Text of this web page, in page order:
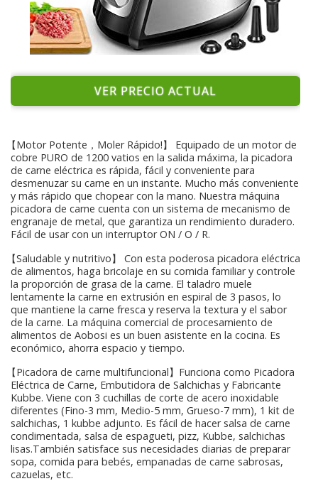
VER PRECIO ACTUAL
【Motor Potente，Moler Rápido!】 Equipado de un motor de
cobre PURO de 1200 vatios en la salida máxima, la picadora
de carne eléctrica es rápida, fácil y conveniente para
desmenuzar su carne en un instante. Mucho más conveniente
y más rápido que chopear con la mano. Nuestra máquina
picadora de carne cuenta con un sistema de mecanismo de
engranaje de metal, que garantiza un rendimiento duradero.
Fácil de usar con un interruptor ON / O / R.
【Saludable y nutritivo】 Con esta poderosa picadora eléctrica
de alimentos, haga bricolaje en su comida familiar y controle
la proporción de grasa de la carne. El taladro muele
lentamente la carne en extrusión en espiral de 3 pasos, lo
que mantiene la carne fresca y reserva la textura y el sabor
de la carne. La máquina comercial de procesamiento de
alimentos de Aobosi es un buen asistente en la cocina. Es
económico, ahorra espacio y tiempo.
【Picadora de carne multifuncional】Funciona como Picadora
Eléctrica de Carne, Embutidora de Salchichas y Fabricante
Kubbe. Viene con 3 cuchillas de corte de acero inoxidable
diferentes (Fino-3 mm, Medio-5 mm, Grueso-7 mm), 1 kit de
salchichas, 1 kubbe adjunto. Es fácil de hacer salsa de carne
condimentada, salsa de espagueti, pizz, Kubbe, salchichas
lisas.También satisface sus necesidades diarias de preparar
sopa, comida para bebés, empanadas de carne sabrosas,
cazuelas, etc.